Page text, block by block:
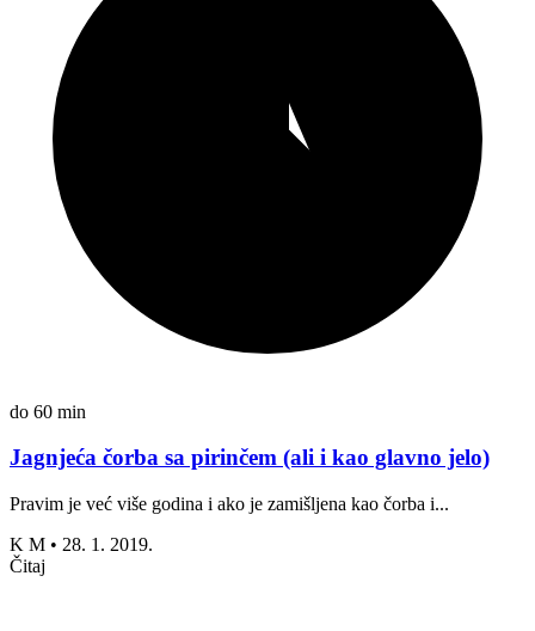
do 60 min
Jagnjeća čorba sa pirinčem (ali i kao glavno jelo)
Pravim je već više godina i ako je zamišljena kao čorba i...
K M • 28. 1. 2019.
Čitaj